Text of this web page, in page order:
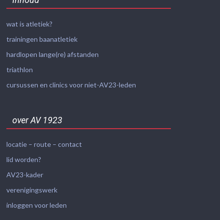
wat is atletiek?
trainingen baanatletiek
hardlopen lange(re) afstanden
triathlon
cursussen en clinics voor niet-AV23-leden
over AV 1923
locatie – route – contact
lid worden?
AV23-kader
verenigingswerk
inloggen voor leden